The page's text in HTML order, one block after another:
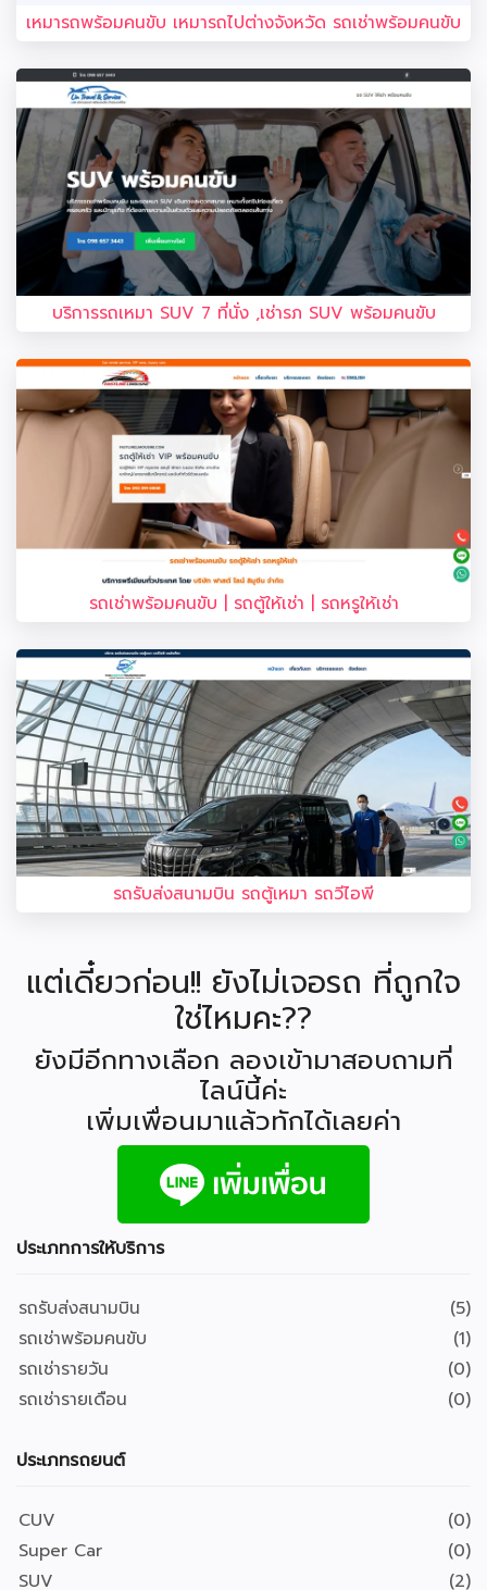
เหมารถพร้อมคนขับ เหมารถไปต่างจังหวัด รถเช่าพร้อมคนขับ
บริการรถเหมา SUV 7 ที่นั่ง ,เช่ารภ SUV พร้อมคนขับ
รถเช่าพร้อมคนขับ | รถตู้ให้เช่า | รถหรูให้เช่า
รถรับส่งสนามบิน รถตู้เหมา รถวีไอพี
แต่เดี๋ยวก่อน!! ยังไม่เจอรถ ที่ถูกใจ
ใช่ไหมคะ??
ยังมีอีกทางเลือก ลองเข้ามาสอบถามที่
ไลน์นี้ค่ะ
เพิ่มเพื่อนมาแล้วทักได้เลยค่า
ประเภทการให้บริการ
รถรับส่งสนามบิน
(5)
รถเช่าพร้อมคนขับ
(1)
รถเช่ารายวัน
(0)
รถเช่ารายเดือน
(0)
ประเภทรถยนต์
CUV
(0)
Super Car
(0)
SUV
(2)